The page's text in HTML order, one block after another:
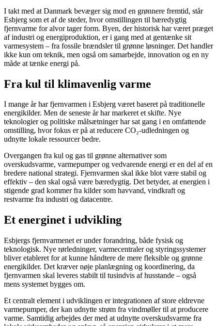
I takt med at Danmark bevæger sig mod en grønnere fremtid, står
Esbjerg som et af de steder, hvor omstillingen til bæredygtig
fjernvarme for alvor tager form. Byen, der historisk har været præget
af industri og energiproduktion, er i gang med at gentænke sit
varmesystem – fra fossile brændsler til grønne løsninger. Det handler
ikke kun om teknik, men også om samarbejde, innovation og en ny
måde at tænke energi på.
Fra kul til klimavenlig varme
I mange år har fjernvarmen i Esbjerg været baseret på traditionelle
energikilder. Men de seneste år har markeret et skifte. Nye
teknologier og politiske målsætninger har sat gang i en omfattende
omstilling, hvor fokus er på at reducere CO₂-udledningen og
udnytte lokale ressourcer bedre.
Overgangen fra kul og gas til grønne alternativer som
overskudsvarme, varmepumper og vedvarende energi er en del af en
bredere national strategi. Fjernvarmen skal ikke blot være stabil og
effektiv – den skal også være bæredygtig. Det betyder, at energien i
stigende grad kommer fra kilder som havvand, vindkraft og
restvarme fra industri og datacentre.
Et energinet i udvikling
Esbjergs fjernvarmenet er under forandring, både fysisk og
teknologisk. Nye rørledninger, varmecentraler og styringssystemer
bliver etableret for at kunne håndtere de mere fleksible og grønne
energikilder. Det kræver nøje planlægning og koordinering, da
fjernvarmen skal leveres stabilt til tusindvis af husstande – også
mens systemet bygges om.
Et centralt element i udviklingen er integrationen af store eldrevne
varmepumper, der kan udnytte strøm fra vindmøller til at producere
varme. Samtidig arbejdes der med at udnytte overskudsvarme fra